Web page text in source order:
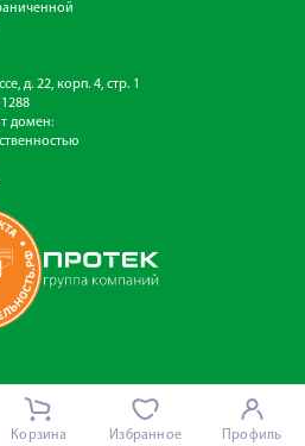
д. 22, корп. 4, стр. 1
домен:
Корзина Избранное Профиль